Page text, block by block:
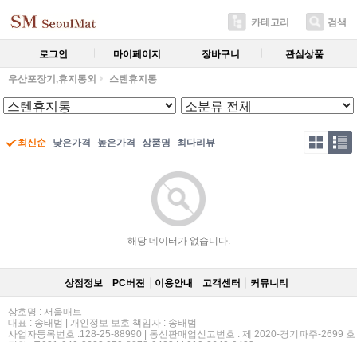
카테고리 검색
로그인 마이페이지 장바구니 관심상품
우산포장기,휴지통외 스텐휴지통
최신순 낮은가격 높은가격 상품명 최다리뷰
해당 데이터가 없습니다.
상점정보 PC버젼 이용안내 고객센터 커뮤니티
상호명 : 서울매트
대표 : 송태범 | 개인정보 보호 책임자 : 송태범
사업자등록번호 :128-25-88990 | 통신판매업신고번호 : 제 2020-경기파주-2699 호